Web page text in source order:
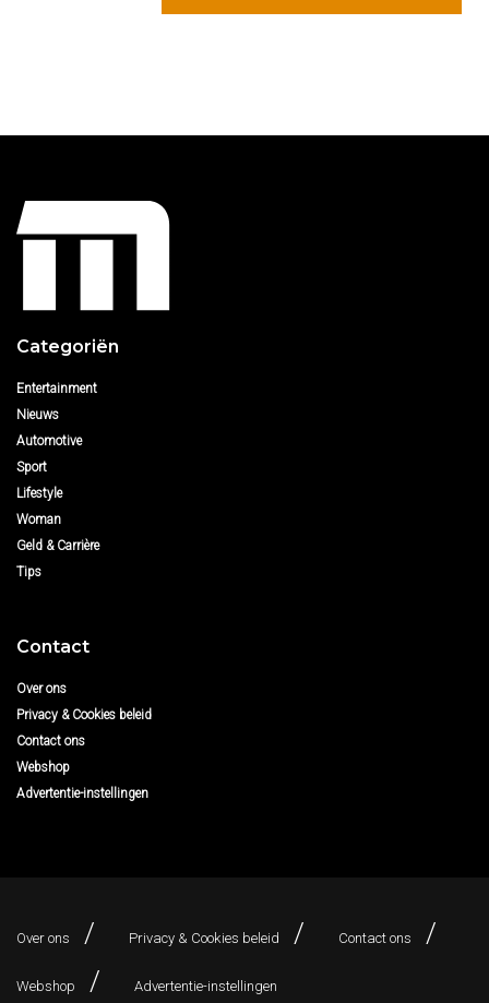
Categoriën
Entertainment
Nieuws
Automotive
Sport
Lifestyle
Woman
Geld & Carrière
Tips
Contact
Over ons
Privacy & Cookies beleid
Contact ons
Webshop
Advertentie-instellingen
Over ons Privacy & Cookies beleid Contact ons
Webshop Advertentie-instellingen